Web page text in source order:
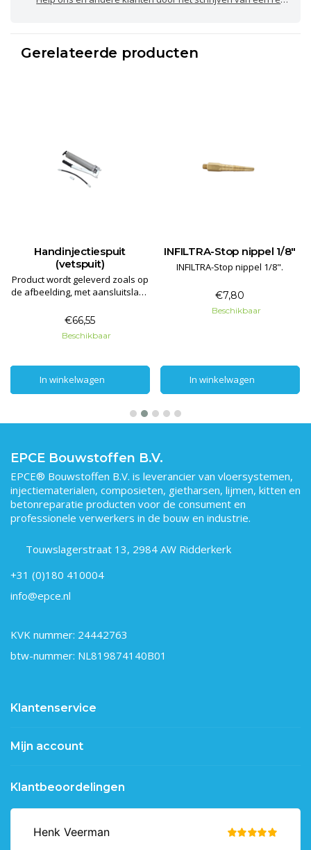
Gerelateerde producten
Handinjectiespuit
(vetspuit)
Product wordt geleverd zoals op
de afbeelding, met aansluitslang
€66,55
Beschikbaar
In winkelwagen
In winkelwagen
INFILTRA-Stop nippel 1/8"
INFILTRA-Stop nippel 1/8".
€7,80
Beschikbaar
In winkelwagen
In winkelwagen
EPCE Bouwstoffen B.V.
EPCE® Bouwstoffen B.V. is leverancier van vloersystemen,
injectiematerialen, composieten, gietharsen, lijmen, kitten en
betonreparatie producten voor de consument en
professionele verwerkers in de bouw en industrie.
Touwslagerstraat 13, 2984 AW Ridderkerk
+31 (0)180 410004
info@epce.nl
KVK nummer: 24442763
btw-nummer: NL819874140B01
Klantenservice
Mijn account
Klantbeoordelingen